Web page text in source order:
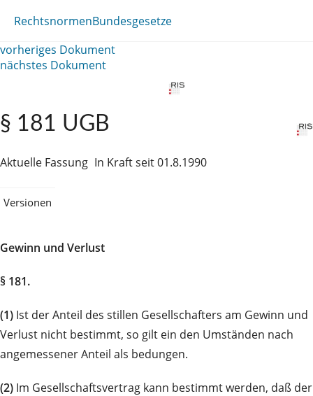
RechtsnormenBundesgesetze
vorheriges Dokument
nächstes Dokument
§ 181 UGB
Aktuelle Fassung In Kraft seit 01.8.1990
Versionen
Gewinn und Verlust
§ 181.
(1) Ist der Anteil des stillen Gesellschafters am Gewinn und
Verlust nicht bestimmt, so gilt ein den Umständen nach
angemessener Anteil als bedungen.
(2) Im Gesellschaftsvertrag kann bestimmt werden, daß der